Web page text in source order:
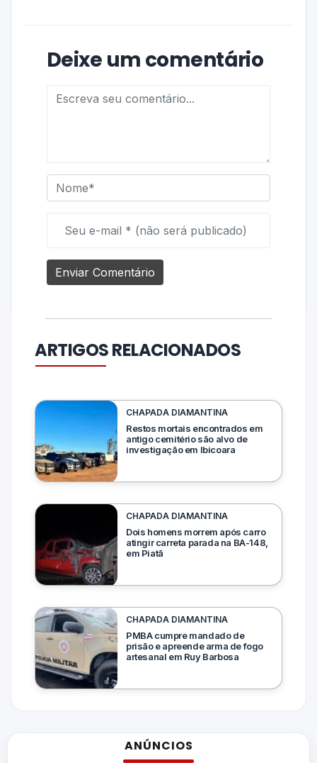
Deixe um comentário
ARTIGOS RELACIONADOS
CHAPADA DIAMANTINA
Restos mortais encontrados em
antigo cemitério são alvo de
investigação em Ibicoara
CHAPADA DIAMANTINA
Dois homens morrem após carro
atingir carreta parada na BA-148,
em Piatã
CHAPADA DIAMANTINA
PMBA cumpre mandado de
prisão e apreende arma de fogo
artesanal em Ruy Barbosa
ANÚNCIOS